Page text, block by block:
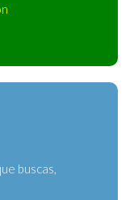
buscas,